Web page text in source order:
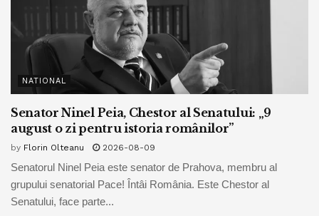
NATIONAL
Senator Ninel Peia, Chestor al Senatului: „9
august o zi pentru istoria românilor”
by Florin Olteanu 2026-08-09
Senatorul Ninel Peia este senator de Prahova, membru al
grupului senatorial Pace! Întâi România. Este Chestor al
Senatului, face parte...